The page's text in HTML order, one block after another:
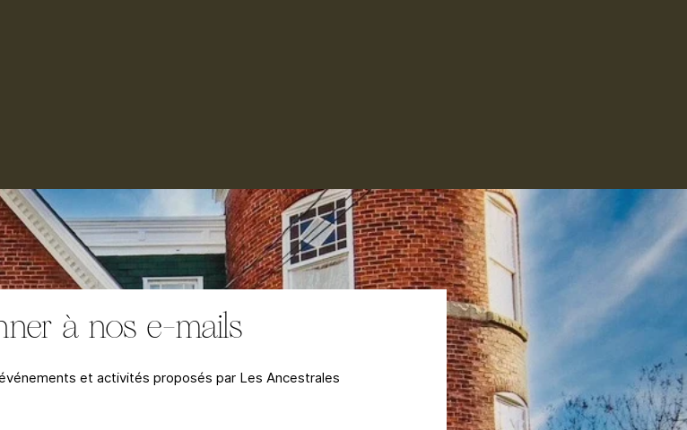
à nos e-mails
et activités proposés par Les Ancestrales